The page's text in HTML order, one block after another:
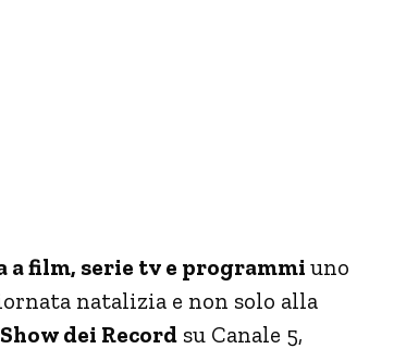
a film, serie tv e programmi uno
natalizia e non solo alla
dei Record su Canale 5,